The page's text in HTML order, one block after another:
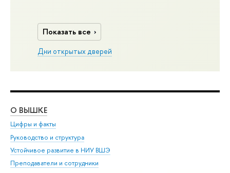
Показать все
Дни открытых дверей
О ВЫШКЕ
Цифры и факты
Руководство и структура
Устойчивое развитие в НИУ ВШЭ
Преподаватели и сотрудники